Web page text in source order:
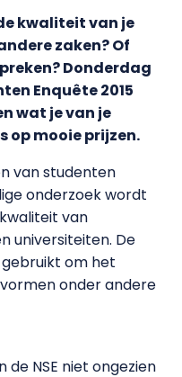
kwaliteit van je
zaken? Of
Donderdag
Enquête 2015
wat je van je
op mooie prijzen.
van studenten
onderzoek wordt
van
universiteiten. De
om het
onder andere
NSE niet ongezien